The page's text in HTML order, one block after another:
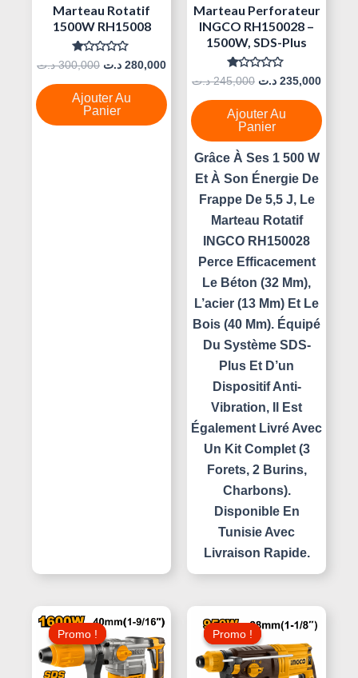
Marteau Rotatif
1500W RH15008
Note
Sur
5
300,000 د.ت 280,000 د.ت
Ajouter Au
Panier
Marteau Perforateur
INGCO RH150028 –
1500W, SDS-Plus
Note
Sur
5
245,000 د.ت 235,000 د.ت
Ajouter Au
Panier
Grâce À Ses 1 500 W
Et À Son Énergie De
Frappe De 5,5 J, Le
Marteau Rotatif
INGCO RH150028
Perce Efficacement
Le Béton (32 Mm),
L’acier (13 Mm) Et Le
Bois (40 Mm). Équipé
Du Système SDS-
Plus Et D’un
Dispositif Anti-
Vibration, Il Est
Également Livré Avec
Un Kit Complet (3
Forets, 2 Burins,
Charbons).
Disponible En
Tunisie Avec
Livraison Rapide.
Promo !
Promo !
Prix
Initial
Était :
Le
335,000 د.ت.
Promo !
Promo !
Prix
Initial
Était :
Le